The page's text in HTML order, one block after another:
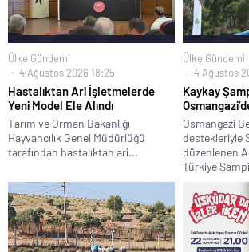
Ülke Gündemi
4 Ağustos 2026 18:25
Hastalıktan Ari İşletmelerde
Yeni Model Ele Alındı
Tarım ve Orman Bakanlığı
Hayvancılık Genel Müdürlüğü
tarafından hastalıktan ari...
Ülke Gündemi
4 Ağustos
Kaykay
Osmangazi
destekleriyle
düzenlenen
Türkiye